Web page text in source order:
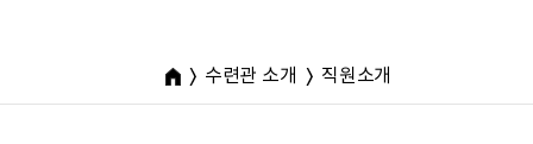
수련관 소개 직원소개